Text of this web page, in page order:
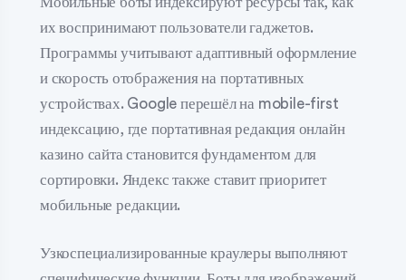
их воспринимают пользователи гаджетов.
Программы учитывают адаптивный оформление
и скорость отображения на портативных
устройствах. Google перешёл на mobile-first
индексацию, где портативная редакция онлайн
казино сайта становится фундаментом для
сортировки. Яндекс также ставит приоритет
мобильные редакции.
Узкоспециализированные краулеры выполняют